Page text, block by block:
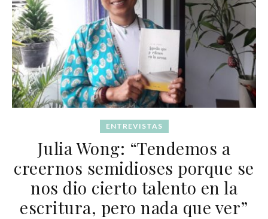
ENTREVISTAS
Julia Wong: “Tendemos a
creernos semidioses porque se
nos dio cierto talento en la
escritura, pero nada que ver”